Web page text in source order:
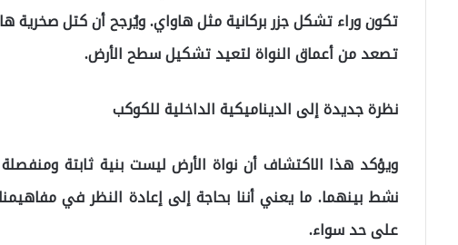
تكون وراء تشكل جزر بركانية مثل هاواي. ويُرجح أن كتل صخرية
تصعد من أعماق النواة لتعيد تشكيل سطح الأرض.
نظرة جديدة إلى الديناميكية الداخلية للكوكب
ويؤكد هذا الاكتشاف أن نواة الأرض ليست بنية ثابتة
نشط بينهما. ما يعني أننا بحاجة إلى إعادة النظر في
على حد سواء.